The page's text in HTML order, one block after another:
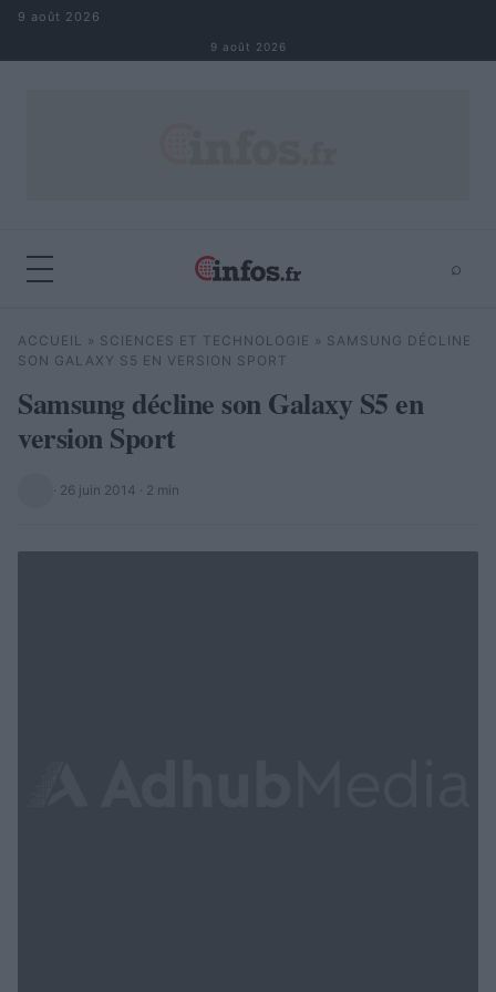
Aller au contenu
9 août 2026
9 août 2026
⌕
Rechercher ⌕ ×
ACCUEIL » SCIENCES ET TECHNOLOGIE » SAMSUNG DÉCLINE
SON GALAXY S5 EN VERSION SPORT
Samsung décline son Galaxy S5 en
version Sport
· 26 juin 2014 · 2 min